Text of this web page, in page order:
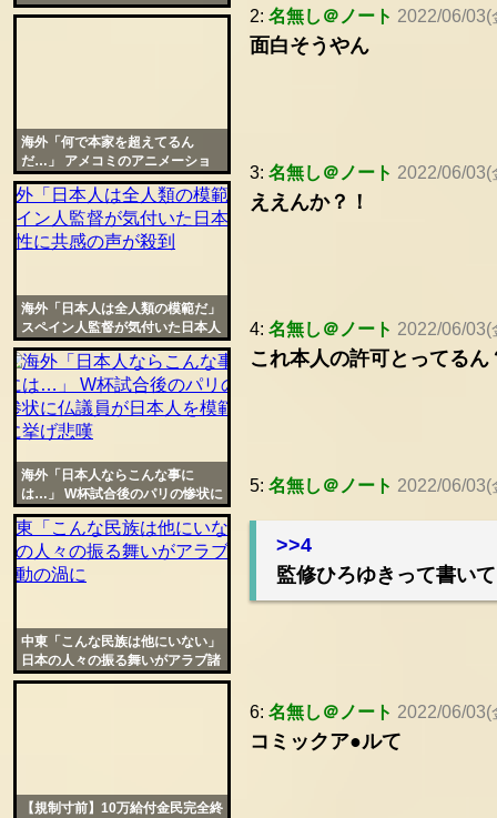
2: 名無し＠ノート 2022/06/03(
面白そうやん
3: 名無し＠ノート 2022/06/03(
ええんか？！
4: 名無し＠ノート 2022/06/03(
これ本人の許可とってるん
5: 名無し＠ノート 2022/06/03(
>>4
監修ひろゆきって書い
6: 名無し＠ノート 2022/06/03(
コミックア●ルて
争を日本が終わらせたと話題に
海外「何で本家を超えてるん
だ…」 アメコミのアニメーショ
ン化さえ日本が上だと話題に
海外「日本人は全人類の模範だ」
スペイン人監督が気付いた日本人
の特殊性に共感の声が殺到
海外「日本人ならこんな事に
は…」 W杯試合後のパリの惨状に
仏議員が日本人を模範に挙げ悲嘆
中東「こんな民族は他にいない」
日本の人々の振る舞いがアラブ諸
国を感動の渦に
【規制寸前】10万給付金民完全終